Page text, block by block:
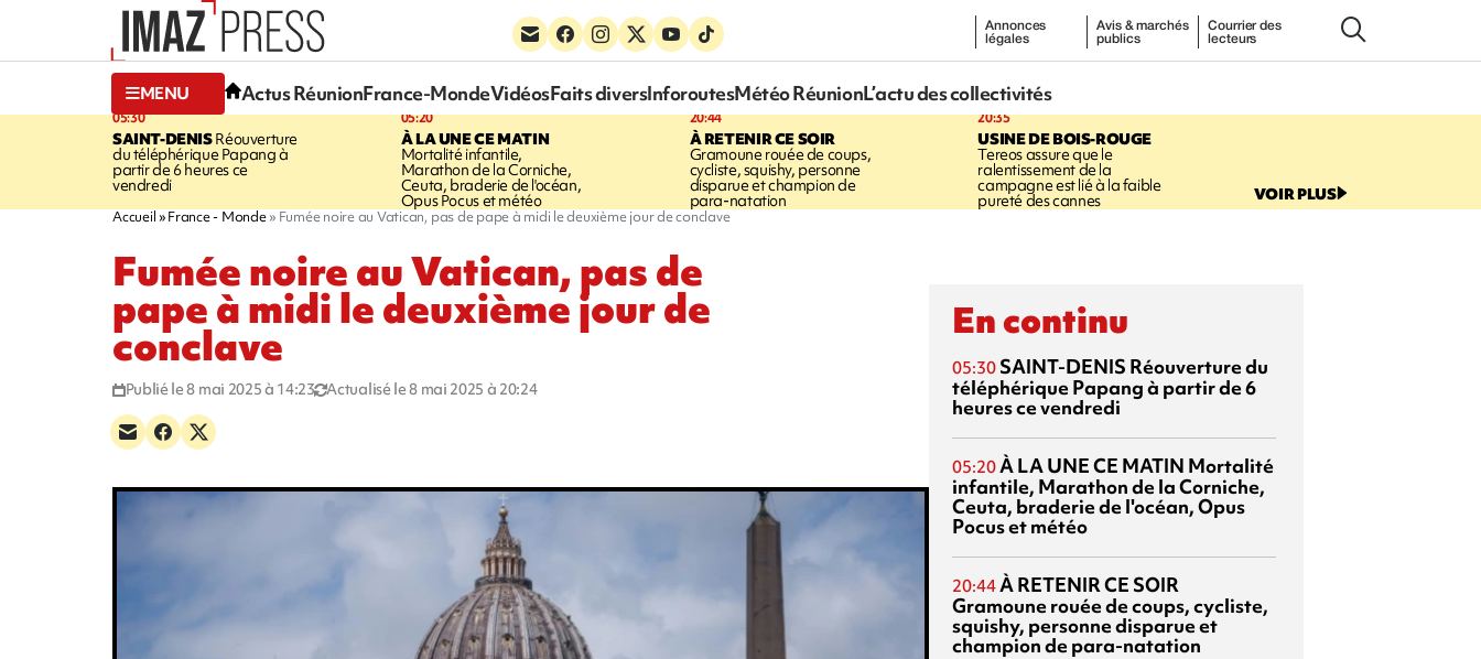
Annonces
légales
Avis & marchés
publics
Courrier des
lecteurs
MENU Actus RéunionFrance-MondeVidéosFaits diversInforoutesMétéo RéunionL’actu des collectivités
05:30
SAINT-DENISRéouverture
du téléphérique Papang à
partir de 6 heures ce
vendredi
05:20
À LA UNE CE MATIN
Mortalité infantile,
Marathon de la Corniche,
Ceuta, braderie de l'océan,
Opus Pocus et météo
20:44
À RETENIR CE SOIR
Gramoune rouée de coups,
cycliste, squishy, personne
disparue et champion de
para-natation
20:35
USINE DE BOIS-ROUGE
Tereos assure que le
ralentissement de la
campagne est lié à la faible
pureté des cannes VOIR PLUS
Accueil France - Monde Fumée noire au Vatican, pas de pape à midi le deuxième jour de conclave
Fumée noire au Vatican, pas de
pape à midi le deuxième jour de
conclave
Publié le 8 mai 2025 à 14:23 Actualisé le 8 mai 2025 à 20:24
En continu
05:30 SAINT-DENIS Réouverture du
téléphérique Papang à partir de 6
heures ce vendredi
05:20À LA UNE CE MATIN Mortalité
infantile, Marathon de la Corniche,
Ceuta, braderie de l'océan, Opus
Pocus et météo
20:44À RETENIR CE SOIR
Gramoune rouée de coups, cycliste,
squishy, personne disparue et
champion de para-natation